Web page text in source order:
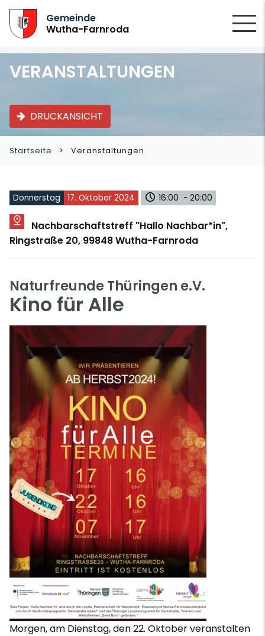
Gemeinde
Wutha-Farnroda
VERANSTALTUNGEN
DRUCKANSICHT
Startseite Veranstaltungen
Donnerstag 17. Oktober 2024 16:00 - 20:00
Nachbarschaftstreff "Hallo Nachbar*in",
Ringstraße 20, 99848 Wutha-Farnroda
Naturfreunde Thüringen e.V.
Kino für Alle
Morgen, am Dienstag, den 22. Oktober veranstalten